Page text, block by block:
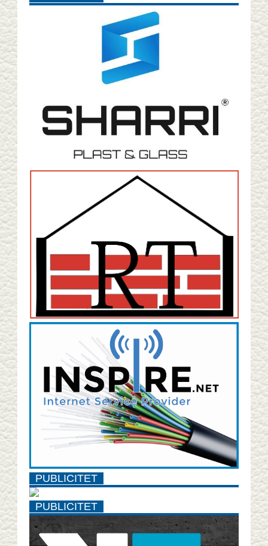
PUBLICITET
PUBLICITET